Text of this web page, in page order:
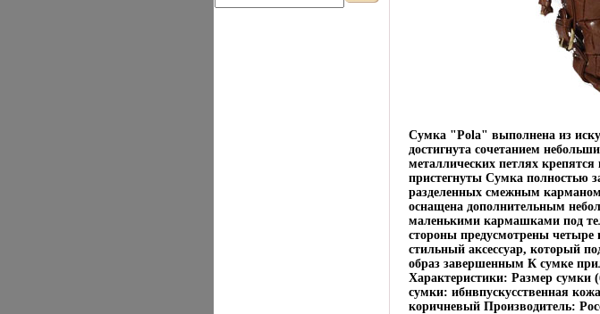
Сумка "Pola" выполнена из
достигнута сочетанием
металлических петлях
пристегнуты Сумка полностью
разделенных смежным
оснащена дополнительным
маленькими кармашками под
стороны предусмотрены четыре
стильный аксессуар, который
образ завершенным К сумке
Характеристики: Размер сумки
сумки: ибнвпускусственная
коричневый Производитель: